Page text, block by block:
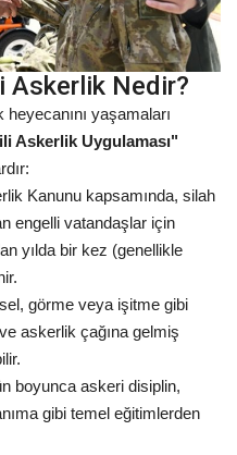
Askerlik Nedir?
yaşamaları
Askerlik Uygulaması"
Kanunu kapsamında, silah
engelli vatandaşlar için
yılda bir kez (genellikle
görme veya işitme gibi
askerlik çağına gelmiş
boyunca askeri disiplin,
gibi temel eğitimlerden